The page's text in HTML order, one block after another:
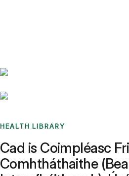
HEALTH LIBRARY
Cad is Coimpléasc
Comhtháthaithe